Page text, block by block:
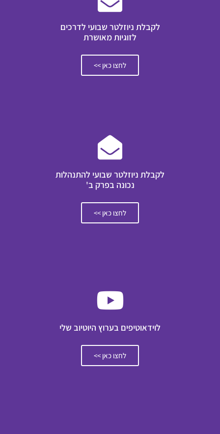
לקבלת ניוזלטר שבועי לדרכים
לזוגיות מאושרת
לחצו כאן >>
לקבלת ניוזלטר שבועי להתנהלות
נכונה בפרק ב'
לחצו כאן >>
לוידאוטיפים בערוץ היוטיוב שלי
לחצו כאן >>